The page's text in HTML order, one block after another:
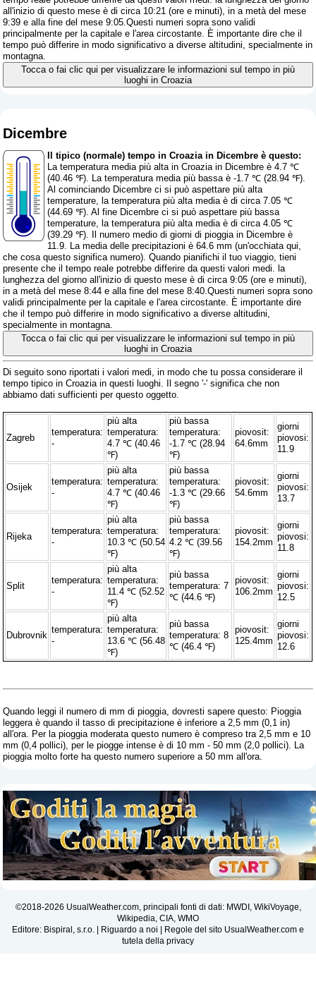
all'inizio di questo mese è di circa 10:21 (ore e minuti), in a metà del mese
9:39 e alla fine del mese 9:05.Questi numeri sopra sono validi
principalmente per la capitale e l'area circostante. È importante dire che il
tempo può differire in modo significativo a diverse altitudini, specialmente in
montagna.
Tocca o fai clic qui per visualizzare le informazioni sul tempo in più
luoghi in Croazia
Dicembre
Il tipico (normale) tempo in Croazia in Dicembre è questo:
La temperatura media più alta in Croazia in Dicembre è 4.7 ℃
(40.46 ℉). La temperatura media più bassa è -1.7 ℃ (28.94 ℉).
Al cominciando Dicembre ci si può aspettare più alta
temperature, la temperatura più alta media è di circa 7.05 ℃
(44.69 ℉). Al fine Dicembre ci si può aspettare più bassa
temperature, la temperatura più alta media è di circa 4.05 ℃
(39.29 ℉). Il numero medio di giorni di pioggia in Dicembre è
11.9. La media delle precipitazioni è 64.6 mm (un'occhiata qui,
che cosa questo significa numero). Quando pianifichi il tuo viaggio, tieni
presente che il tempo reale potrebbe differire da questi valori medi. la
lunghezza del giorno all'inizio di questo mese è di circa 9:05 (ore e minuti),
in a metà del mese 8:44 e alla fine del mese 8:40.Questi numeri sopra sono
validi principalmente per la capitale e l'area circostante. È importante dire
che il tempo può differire in modo significativo a diverse altitudini,
specialmente in montagna.
Tocca o fai clic qui per visualizzare le informazioni sul tempo in più
luoghi in Croazia
Di seguito sono riportati i valori medi, in modo che tu possa considerare il
tempo tipico in Croazia in questi luoghi. Il segno '-' significa che non
abbiamo dati sufficienti per questo oggetto.
Zagreb
temperatura:
-
più alta
temperatura:
4.7 ℃ (40.46
℉)
più bassa
temperatura:
-1.7 ℃ (28.94
℉)
piovosit:
64.6mm
giorni
piovosi:
11.9
Osijek
temperatura:
-
più alta
temperatura:
4.7 ℃ (40.46
℉)
più bassa
temperatura:
-1.3 ℃ (29.66
℉)
piovosit:
54.6mm
giorni
piovosi:
13.7
Rijeka
temperatura:
-
più alta
temperatura:
10.3 ℃ (50.54
℉)
più bassa
temperatura:
4.2 ℃ (39.56
℉)
piovosit:
154.2mm
giorni
piovosi:
11.8
Split
temperatura:
-
più alta
temperatura:
11.4 ℃ (52.52
℉)
più bassa
temperatura: 7
℃ (44.6 ℉)
piovosit:
106.2mm
giorni
piovosi:
12.5
Dubrovnik
temperatura:
-
più alta
temperatura:
13.6 ℃ (56.48
℉)
più bassa
temperatura: 8
℃ (46.4 ℉)
piovosit:
125.4mm
giorni
piovosi:
12.6
Quando leggi il numero di mm di pioggia, dovresti sapere questo: Pioggia
leggera è quando il tasso di precipitazione è inferiore a 2,5 mm (0,1 in)
all'ora. Per la pioggia moderata questo numero è compreso tra 2,5 mm e 10
mm (0,4 pollici), per le piogge intense è di 10 mm - 50 mm (2,0 pollici). La
pioggia molto forte ha questo numero superiore a 50 mm all'ora.
©2018-2026 UsualWeather.com, principali fonti di dati: MWDI, WikiVoyage,
Wikipedia, CIA, WMO
Editore: Bispiral, s.r.o. | Riguardo a noi | Regole del sito UsualWeather.com e
tutela della privacy